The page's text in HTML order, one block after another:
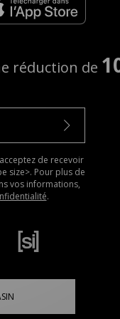
réduction de
de recevoir
size>. Pour plus de
vos informations,
.